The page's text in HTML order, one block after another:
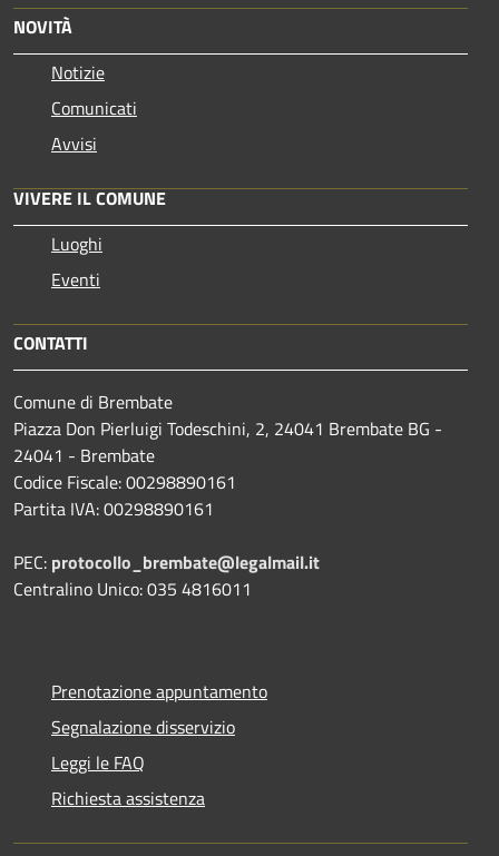
NOVITÀ
Notizie
Comunicati
Avvisi
VIVERE IL COMUNE
Luoghi
Eventi
CONTATTI
Comune di Brembate
Piazza Don Pierluigi Todeschini, 2, 24041 Brembate BG -
24041 - Brembate
Codice Fiscale: 00298890161
Partita IVA: 00298890161
PEC: protocollo_brembate@legalmail.it
Centralino Unico: 035 4816011
Prenotazione appuntamento
Segnalazione disservizio
Leggi le FAQ
Richiesta assistenza